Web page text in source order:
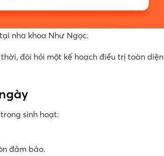
nha khoa Như Ngọc.
đòi hỏi một kế hoạch điều trị toàn diện
sinh hoạt:
đảm bảo.